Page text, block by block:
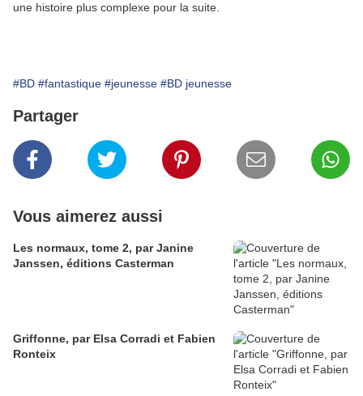
une histoire plus complexe pour la suite.
#BD #fantastique #jeunesse #BD jeunesse
Partager
Vous aimerez aussi
Les normaux, tome 2, par Janine
Janssen, éditions Casterman
Griffonne, par Elsa Corradi et Fabien
Ronteix